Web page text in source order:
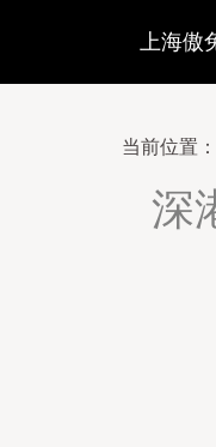
上海傲
当前位置：
深